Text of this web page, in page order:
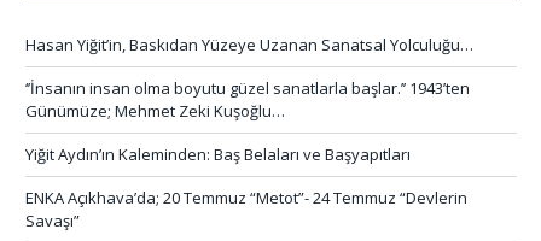
Hasan Yiğit’in, Baskıdan Yüzeye Uzanan Sanatsal Yolculuğu…
‘’İnsanın insan olma boyutu güzel sanatlarla başlar.’’ 1943’ten
Günümüze; Mehmet Zeki Kuşoğlu…
Yiğit Aydın’ın Kaleminden: Baş Belaları ve Başyapıtları
ENKA Açıkhava’da; 20 Temmuz “Metot”- 24 Temmuz “Devlerin
Savaşı”